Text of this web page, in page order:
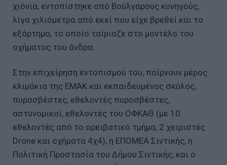
χιόνια, εντοπίστηκε από Βούλγαρους κυνηγούς,
λίγα χιλιόμετρα από εκεί που είχε βρεθεί και το
εξάρτημα, το οποίο ταίριαζε στο μοντέλο του
οχήματος του άνδρα.
Στην επιχείρηση εντοπισμού του, παίρνουν μέρος
κλιμάκια της ΕΜΑΚ και εκπαιδευμένος σκύλος,
πυροσβέστες, εθελοντές πυροσβέστες,
αστυνομικοί, εθελοντές του ΟΦΚΑΘ (με 10
εθελοντές από το ορειβατικό τμήμα, 2 χειριστές
Drone και οχήματα 4χ4), η ΕΠΟΜΕΑ Σιντικής, η
Πολιτική Προστασία του Δήμου Σιντικής, και ο